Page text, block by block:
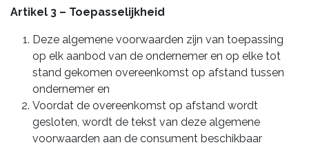
Artikel 3 – Toepasselijkheid
Deze algemene voorwaarden zijn van toepassing
op elk aanbod van de ondernemer en op elke tot
stand gekomen overeenkomst op afstand tussen
ondernemer en
Voordat de overeenkomst op afstand wordt
gesloten, wordt de tekst van deze algemene
voorwaarden aan de consument beschikbaar